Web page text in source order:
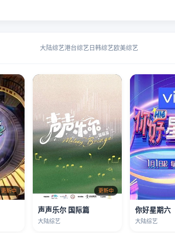
大陆综艺港台综艺 日韩综艺欧美综艺
更新中 更新中
声声乐尔 国际篇
大陆综艺
你好星期六
大陆综艺